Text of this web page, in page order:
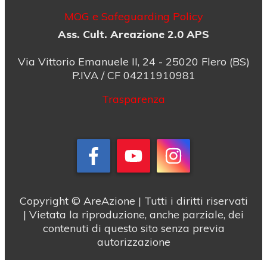
MOG e Safeguarding Policy
Ass. Cult. Areazione 2.0 APS
Via Vittorio Emanuele II, 24 - 25020 Flero (BS)
P.IVA / CF 04211910981
Trasparenza
Copyright © AreAzione | Tutti i diritti riservati
| Vietata la riproduzione, anche parziale, dei
contenuti di questo sito senza previa
autorizzazione